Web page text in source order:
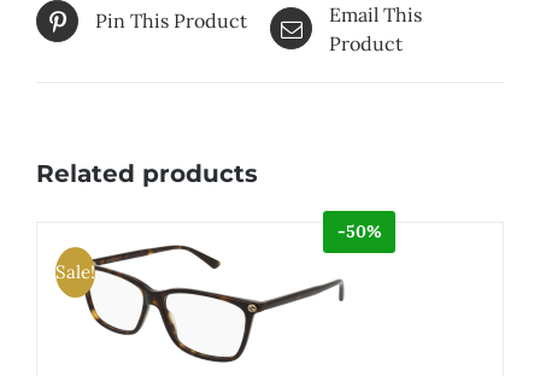
Pin This Product
Email This
Product
Related products
Sale!
-50%